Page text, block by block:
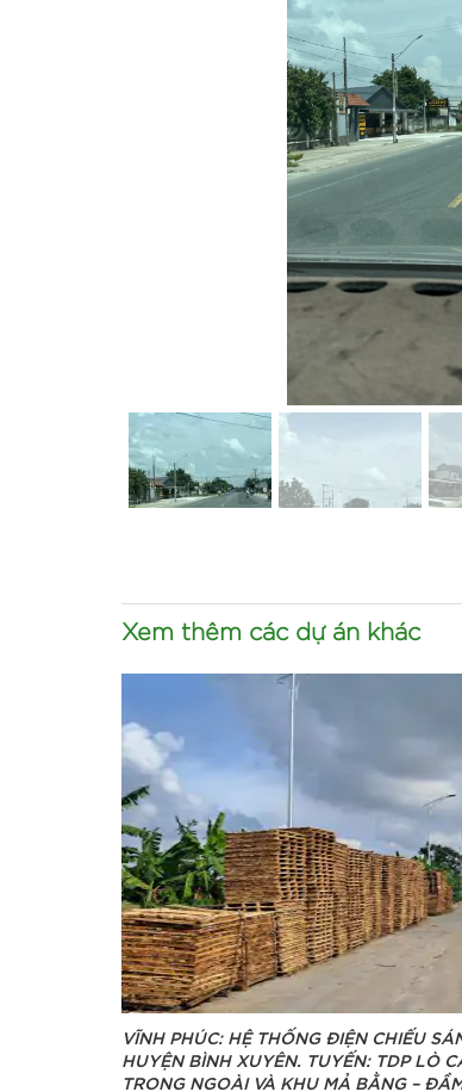
Xem thêm các dự án khác
VĨNH PHÚC: HỆ THỐNG ĐIỆN CHIẾU
HUYỆN BÌNH XUYÊN. TUYẾN: TDP LÒ
TRONG NGOÀI VÀ KHU MẢ BẰNG –